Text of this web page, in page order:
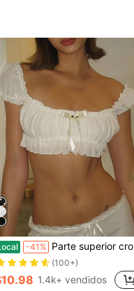
-41% Parte superior crop con mangas cortas, hombros descubiertos, volantes y lazo en la espalda, diseño elegante para fiesta o club, para mujer en estilo Y2K
(100+)
1.4k+ vendidos